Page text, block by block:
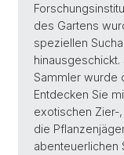
des Gartens
speziellen
Sammler wurde
Entdecken Sie
exotischen Zier-
die
abenteuerlichen